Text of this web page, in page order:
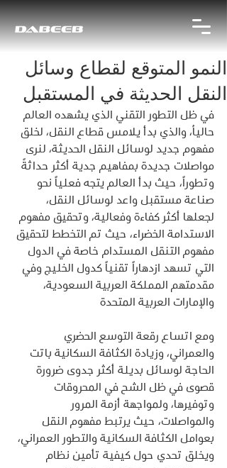
النمو المتوقع لقطاع وسائل
النقل الحديثة في المستقبل
في ظل التطور التقني الذي يشهده العالم
حالياُ، والذي بدأ يلامس قطاع النقل، لخلق
مفهوم جديد لوسائل النقل الحديثة، لنرى
مواصلات جديدة بمفاهيم جدية أكثر حداثةً
وتطوراً، حيث بدأ العالم يتجه فعلياً نحو
صناعة مستقبل واعد لوسائل النقل،
لجعلها أكثر كفاءة وفعالية، وتحقيق مفهوم
الاستدامة الخضراء، حيث تم التخطط لتحقيق
مفهوم التنقل المستدام خاصة في الدول
التي تسهد ازدهاراً تقنياً كدول الخليج وفي
مقدمتهم المملكة العربية السعودية،
والإمارات العربية المتحدة
ومع اتساع رقعة التوسع الحضري
والعمراني، وزيادة الكثافة السكانية باتت
الحاجة لوسائل بديلة أكثر جدوى ضرورة
قصوى في ظل الشح في المحروقات
وتوفيرها، ولمواجهة أزمة المرور
والمواصلات، حيث يرتبط مفهوم النقل
بعوامل الكثافة السكانية والتطور العمراني،
ويخلق تحدي حول كيفية تأمين نظام